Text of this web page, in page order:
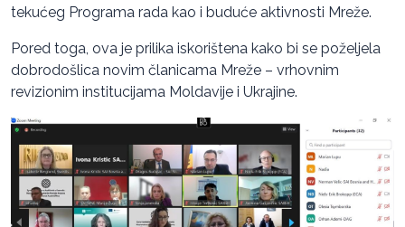
tekućeg Programa rada kao i buduće aktivnosti Mreže.
Pored toga, ova je prilika iskorištena kako bi se poželjela
dobrodošlica novim članicama Mreže – vrhovnim
revizionim institucijama Moldavije i Ukrajine.